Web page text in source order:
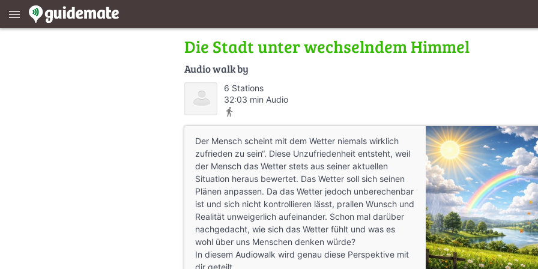
menu
Die Stadt unter wechselndem Himmel
Audio walk by
6 Stations
32:03 min Audio
directions_walk
Der Mensch scheint mit dem Wetter niemals wirklich
zufrieden zu sein“. Diese Unzufriedenheit entsteht, weil
der Mensch das Wetter stets aus seiner aktuellen
Situation heraus bewertet. Das Wetter soll sich seinen
Plänen anpassen. Da das Wetter jedoch unberechenbar
ist und sich nicht kontrollieren lässt, prallen Wunsch und
Realität unweigerlich aufeinander. Schon mal darüber
nachgedacht, wie sich das Wetter fühlt und was es
wohl über uns Menschen denken würde?
In diesem Audiowalk wird genau diese Perspektive mit
dir geteilt.